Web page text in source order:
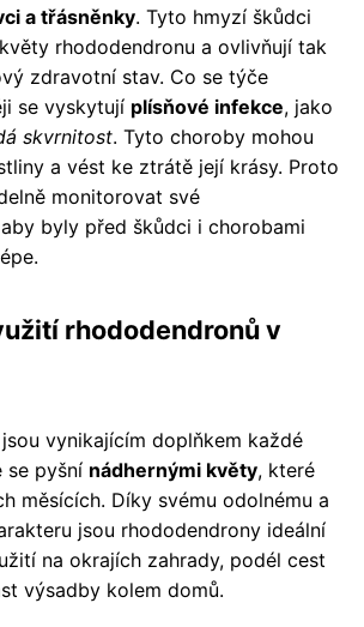
a třásněnky. Tyto hmyzí škůdci
rhododendronu a ovlivňují tak
zdravotní stav. Co se týče
se vyskytují plísňové infekce, jako
skvrnitost. Tyto choroby mohou
a vést ke ztrátě její krásy. Proto
monitorovat své
byly před škůdci i chorobami
rhododendronů v
vynikajícím doplňkem každé
se pyšní nádhernými květy, které
měsících. Díky svému odolnému a
jsou rhododendrony ideální
na okrajích zahrady, podél cest
výsadby kolem domů.